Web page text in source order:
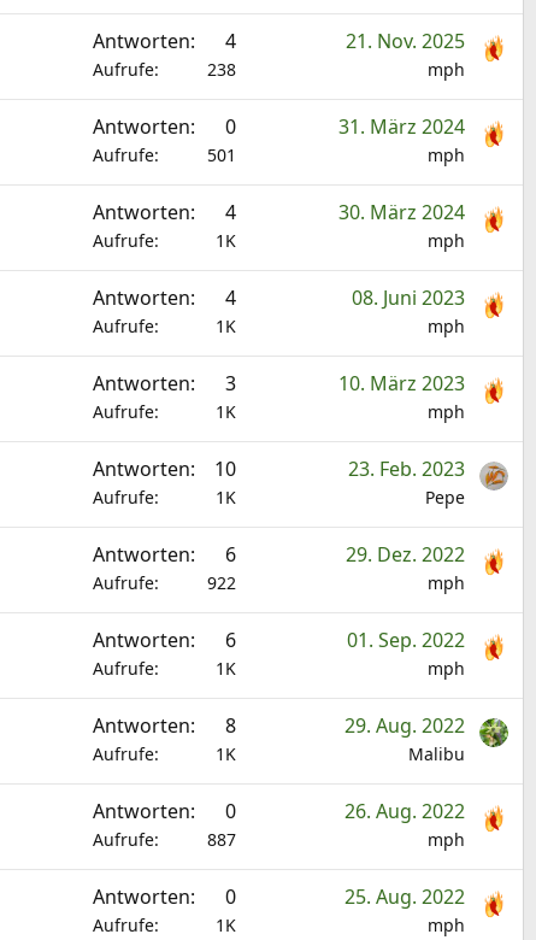
Antworten 4
Aufrufe 238
21. Nov. 2025
mph
Antworten 0
Aufrufe 501
31. März 2024
mph
Antworten 4
Aufrufe 1K
30. März 2024
mph
Antworten 4
Aufrufe 1K
08. Juni 2023
mph
Antworten 3
Aufrufe 1K
10. März 2023
mph
Antworten 10
Aufrufe 1K
23. Feb. 2023
Pepe
Antworten 6
Aufrufe 922
29. Dez. 2022
mph
Antworten 6
Aufrufe 1K
01. Sep. 2022
mph
Antworten 8
Aufrufe 1K
29. Aug. 2022
Malibu
Antworten 0
Aufrufe 887
26. Aug. 2022
mph
Antworten 0
Aufrufe 1K
25. Aug. 2022
mph